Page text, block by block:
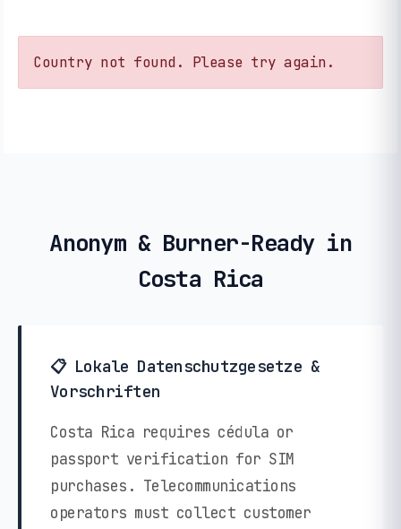
Country not found. Please try again.
Anonym & Burner-Ready in
Costa Rica
📋 Lokale Datenschutzgesetze &
Vorschriften
Costa Rica requires cédula or
passport verification for SIM
purchases. Telecommunications
operators must collect customer